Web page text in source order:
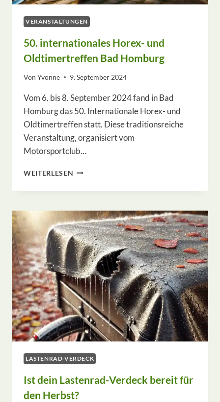
VERANSTALTUNGEN
50. internationales Horex- und
Oldtimertreffen Bad Homburg
Von Yvonne 9. September 2024
Vom 6. bis 8. September 2024 fand in Bad
Homburg das 50. Internationale Horex- und
Oldtimertreffen statt. Diese traditionsreiche
Veranstaltung, organisiert vom
Motorsportclub…
WEITERLESEN 50.
HOREX-
OLDTIMERTREFFEN
BAD
HOMBURG
LASTENRAD-VERDECK
Ist dein Lastenrad-Verdeck bereit für
den Herbst?